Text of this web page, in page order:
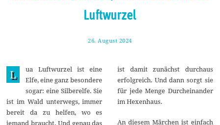
Luftwurzel
26. August 2024
p
e
m
b
e
2
L
ua Luftwurzel ist eine
Elfe, eine ganz besondere
sogar: eine Silberelfe. Sie
ist im Wald unterwegs, immer
bereit da zu helfen, wo es
jemand braucht. Und genau das
ist damit zunächst durchaus
erfolgreich. Und dann sorgt sie
für jede Menge Durcheinander
im Hexenhaus.
An diesem Märchen ist einfach